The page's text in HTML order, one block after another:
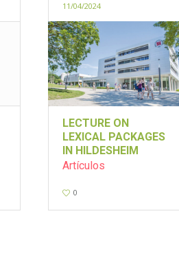
11/04/2024
LECTURE ON
LEXICAL PACKAGES
IN HILDESHEIM
Artículos
0